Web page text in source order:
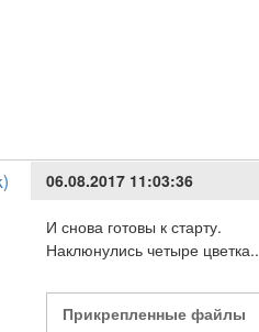
06.08.2017 11:03:36
И снова готовы к старту.
Наклюнулись четыре
Прикрепленные файлы